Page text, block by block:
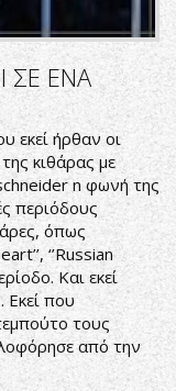
ΣΕ ΕΝΑ
εκεί ήρθαν οι
κιθάρας με
n φωνή της
περιόδους
όπως
‘’Russian
Και εκεί
Εκεί που
τους
από την